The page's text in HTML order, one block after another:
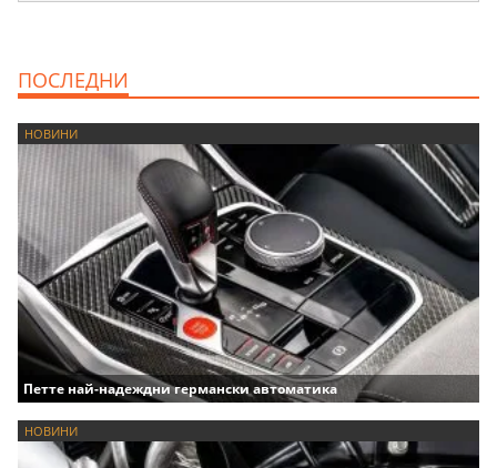
ПОСЛЕДНИ
НОВИНИ
Петте най-надеждни германски автоматика
НОВИНИ